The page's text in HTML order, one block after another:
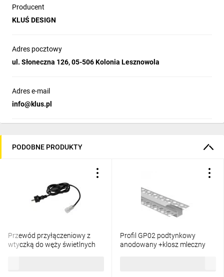
Producent
KLUŚ DESIGN
Adres pocztowy
ul. Słoneczna 126, 05-506 Kolonia Lesznowola
Adres e-mail
info@klus.pl
PODOBNE PRODUKTY
Przewód przyłączeniowy z
wtyczką do węży świetlnych
Profil GP02 podtynkowy
anodowany +klosz mleczny